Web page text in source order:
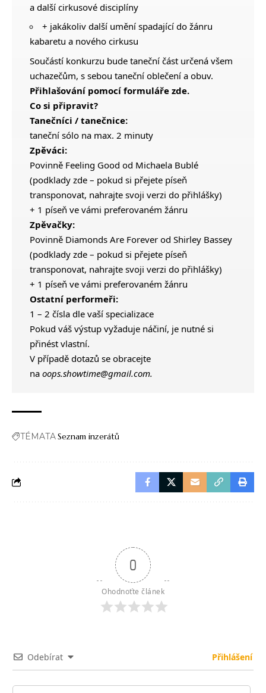
a další cirkusové disciplíny
+ jakákoliv další umění spadající do žánru
kabaretu a nového cirkusu
Součástí konkurzu bude taneční část určená všem
uchazečům, s sebou taneční oblečení a obuv.
Přihlašování pomocí formuláře zde.
Co si připravit?
Tanečníci / tanečnice:
taneční sólo na max. 2 minuty
Zpěváci:
Povinně Feeling Good od Michaela Bublé
(podklady zde – pokud si přejete píseň
transponovat, nahrajte svoji verzi do přihlášky)
+ 1 píseň ve vámi preferovaném žánru
Zpěvačky:
Povinně Diamonds Are Forever od Shirley Bassey
(podklady zde – pokud si přejete píseň
transponovat, nahrajte svoji verzi do přihlášky)
+ 1 píseň ve vámi preferovaném žánru
Ostatní performeři:
1 – 2 čísla dle vaší specializace
Pokud váš výstup vyžaduje náčiní, je nutné si
přinést vlastní.
V případě dotazů se obracejte
na oops.showtime@gmail.com.
TÉMATASeznam inzerátů
0
Ohodnoťte článek
Odebírat Přihlášení